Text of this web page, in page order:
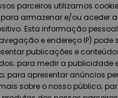
Calçado e
chinelos
Surfe/água
Calçado e
chinelos
Surfe/água
Highlights
Snow
Highlights
Community
Criança
Snow Shop
Feminino
Outlet
Mulher
Pagamento
Cartão
presente
parceiros utilizamos
armazenar e/ou aceder
Esta informação
e endereço IP) pode
publicações e
para medir a publicidade
para apresentar anúncios
sobre o nosso público;